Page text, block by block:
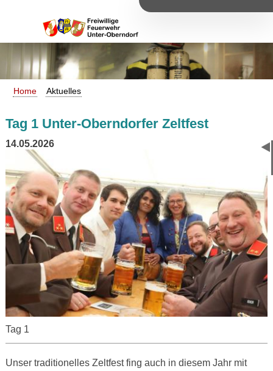
Home Aktuelles
Tag 1 Unter-Oberndorfer Zeltfest
14.05.2026
Tag 1
Unser traditionelles Zeltfest fing auch in diesem Jahr mit